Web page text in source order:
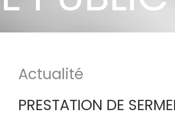
Actualité
PRESTATION DE